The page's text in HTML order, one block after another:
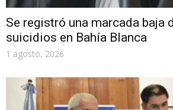
Se registró una marcada baja
suicidios en Bahía Blanca
1 agosto, 2026